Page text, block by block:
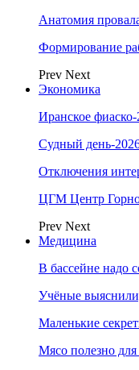
Анатомия
Формирование
Prev Next
Экономика
Иранское
Судный день-
Отключения
ЦГМ Центр
Prev Next
Медицина
В бассейне надо
Учёные выяснили,
Маленькие
Мясо полезно для